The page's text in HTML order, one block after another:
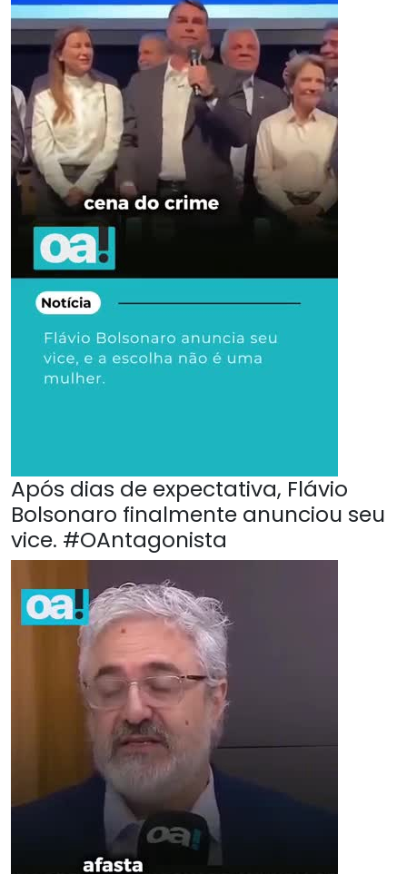
Após dias de expectativa, Flávio
Bolsonaro finalmente anunciou seu
vice. #OAntagonista